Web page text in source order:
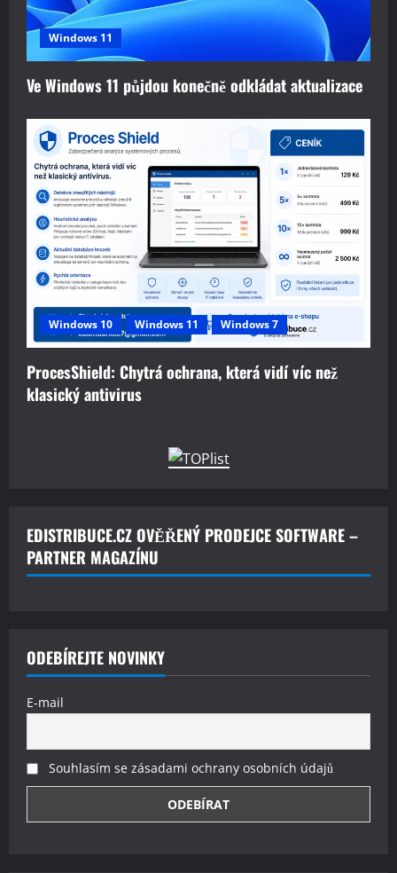
Windows 11
Ve Windows 11 půjdou konečně odkládat aktualizace
Windows 10 Windows 11 Windows 7
ProcesShield: Chytrá ochrana, která vidí víc než
klasický antivirus
EDISTRIBUCE.CZ OVĚŘENÝ PRODEJCE SOFTWARE –
PARTNER MAGAZÍNU
ODEBÍREJTE NOVINKY
E-mail
Souhlasím se zásadami ochrany osobních údajů